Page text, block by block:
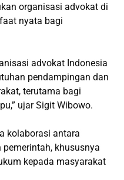
organisasi advokat di
nyata bagi
advokat Indonesia
pendampingan dan
terutama bagi
ujar Sigit Wibowo.
kolaborasi antara
khususnya
kepada masyarakat